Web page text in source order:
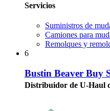
Servicios
Suministros de
Camiones para
Remolques y
6
Bustin Beaver Buy
Distribuidor de U-Haul